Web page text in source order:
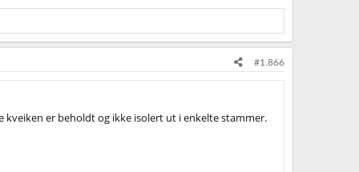
#1.866
er beholdt og ikke isolert ut i enkelte stammer.